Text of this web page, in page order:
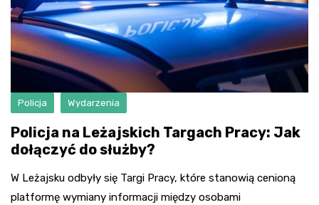
Policja Wydarzenia
Policja na Leżajskich Targach Pracy: Jak
dołączyć do służby?
W Leżajsku odbyły się Targi Pracy, które stanowią cenioną
platformę wymiany informacji między osobami